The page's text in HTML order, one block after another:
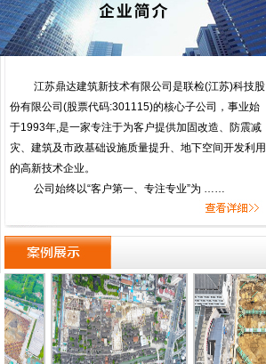
江苏鼎达建筑新技术有限公司是联检(江苏)科技股
份有限公司(股票代码:301115)的核心子公司，事业始
于1993年,是一家专注于为客户提供加固改造、防震减
灾、建筑及市政基础设施质量提升、地下空间开发利用
的高新技术企业。
公司始终以“客户第一、专注专业”为 ……